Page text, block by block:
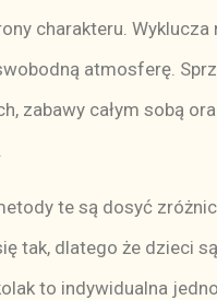
charakteru.
atmosferę.
zabawy całym sobą
te są dosyć
tak, dlatego że dzieci
to indywidualna